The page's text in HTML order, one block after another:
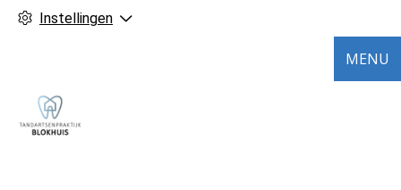
Instellingen
MENU